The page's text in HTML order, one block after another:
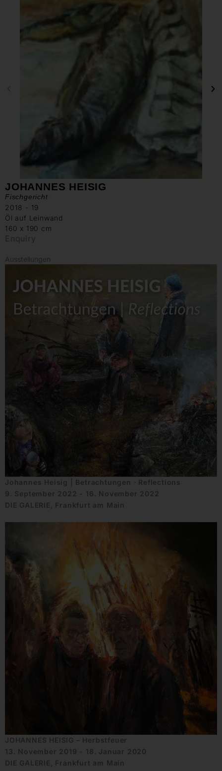
JOHANNES HEISIG
Fischgericht
2018 - 19
Öl auf Leinwand
160 x 190 cm
Enquiry
Ausstellungen
Johannes Heisig | Betrachtungen · Reflections
9. September 2022 - 16. November 2022
DIE GALERIE, Frankfurt am Main
JOHANNES HEISIG – Herbstfeuer
13. November 2019 - 18. Januar 2020
DIE GALERIE, Frankfurt am Main